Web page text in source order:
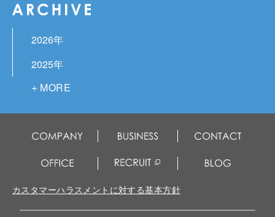
2026年
2025年
2024年
2023年
2022年
2021年
2020年
2019年
カスタマーハラスメントに対する基本方針